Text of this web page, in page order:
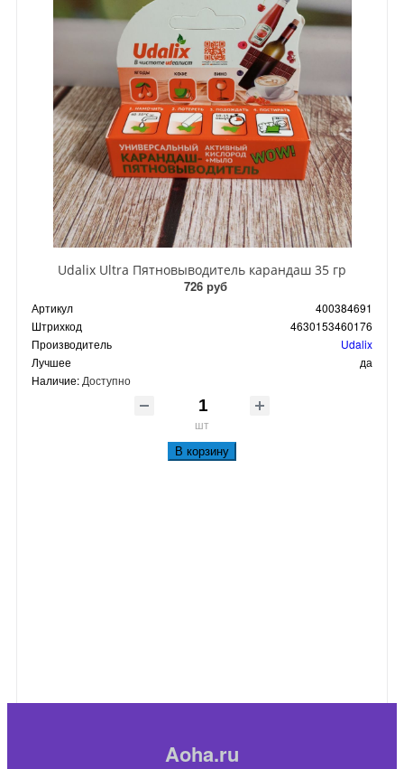
Udalix Ultra Пятновыводитель карандаш 35 гр
726 руб
Артикул
400384691
Штрихкод
4630153460176
Производитель
Udalix
Лучшее
да
Наличие: Доступно
шт
В корзину
Aoha.ru